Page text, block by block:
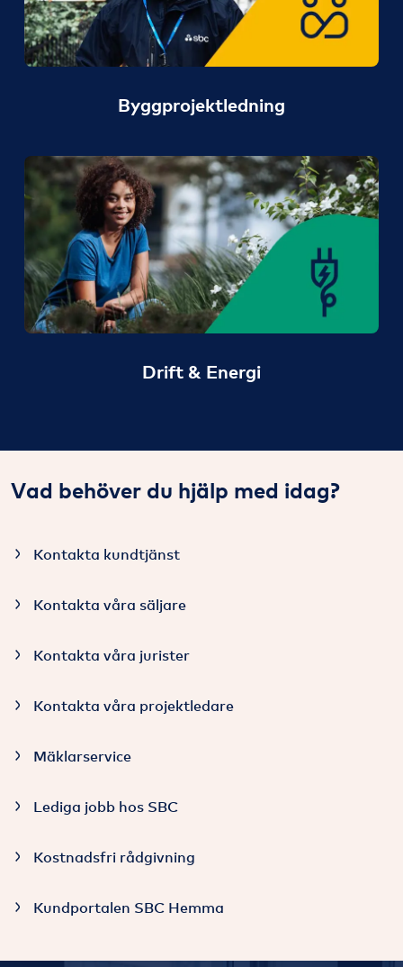
Byggprojektledning
Drift & Energi
Vad behöver du hjälp med idag?
Kontakta kundtjänst
Kontakta våra säljare
Kontakta våra jurister
Kontakta våra projektledare
Mäklarservice
Lediga jobb hos SBC
Kostnadsfri rådgivning
Kundportalen SBC Hemma